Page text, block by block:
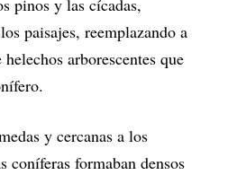
pinos y las cícadas,
paisajes, reemplazando a
arborescentes que
y cercanas a los
coníferas formaban densos